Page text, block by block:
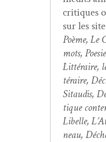
cri­tiques
sur les
Poème, Le
mots,
Lit­téraire,
téraire,
Sitaud­is,
tique
Libelle,
neau,